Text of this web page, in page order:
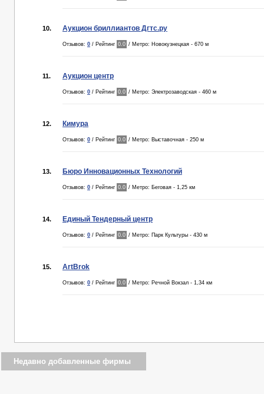
10. Аукцион бриллиантов Дгтс.ру
Отзывов: 0 / Рейтинг 0.0 / Метро: Новокузнецкая - 670 м
11. Аукцион центр
Отзывов: 0 / Рейтинг 0.0 / Метро: Электрозаводская - 460 м
12. Кимура
Отзывов: 0 / Рейтинг 0.0 / Метро: Выставочная - 250 м
13. Бюро Инновационных Технологий
Отзывов: 0 / Рейтинг 0.0 / Метро: Беговая - 1,25 км
14. Единый Тендерный центр
Отзывов: 0 / Рейтинг 0.0 / Метро: Парк Культуры - 430 м
15. ArtBrok
Отзывов: 0 / Рейтинг 0.0 / Метро: Речной Вокзал - 1,34 км
Недавно добавленные фирмы